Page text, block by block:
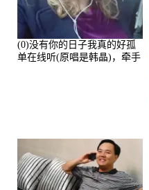
(0)没有你的日子我真的好孤
单在线听(原唱是韩晶)，牵手